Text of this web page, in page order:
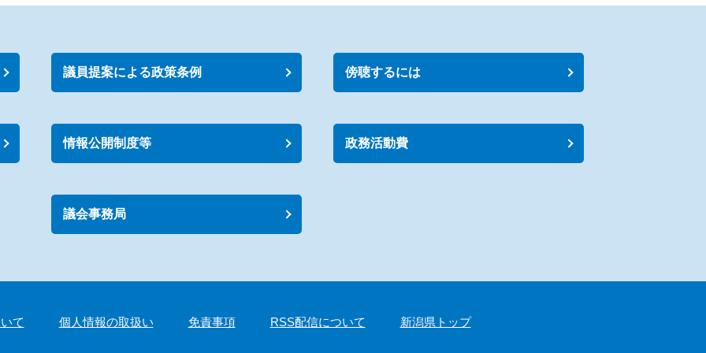
議員提案による政策条例 傍聴するには
情報公開制度等 政務活動費
議会事務局
て 個人情報の取扱い 免責事項 RSS配信について 新潟県トップ